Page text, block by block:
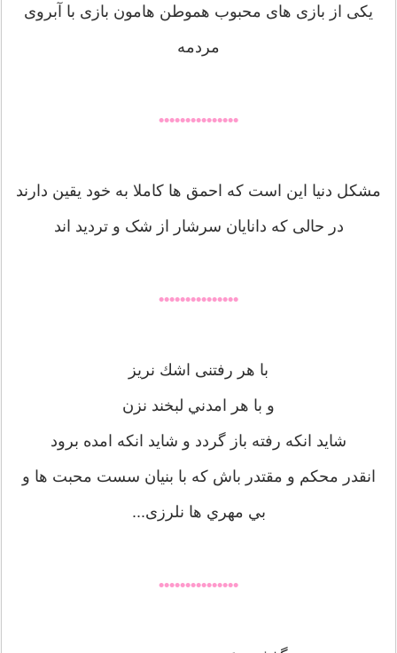
یکی از بازی های محبوب هموطن هامون بازی با آبروی
مردمه
•••••••••••••••
مشکل دنیا این است که احمق ها کاملا به خود یقین دارند
در حالی که دانایان سرشار از شک و تردید اند
•••••••••••••••
با هر رفتنی اشك نريز
و با هر امدني لبخند نزن
شايد انكه رفته باز گردد و شايد انكه امده برود
انقدر محكم و مقتدر باش كه با بنيان سست محبت ها و
بي مهري ها نلرزی...
•••••••••••••••